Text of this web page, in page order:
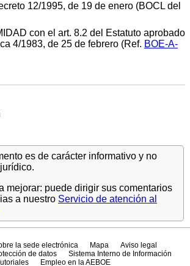
12/1995, de 19 de enero (BOCL del
con el art. 8.2 del Estatuto aprobado
4/1983, de 25 de febrero (Ref. BOE-A-
es de carácter informativo y no
mejorar: puede dirigir sus comentarios
a nuestro Servicio de atención al
la sede electrónica Mapa
Aviso legal
de datos
Sistema Interno de Información
Empleo en la AEBOE